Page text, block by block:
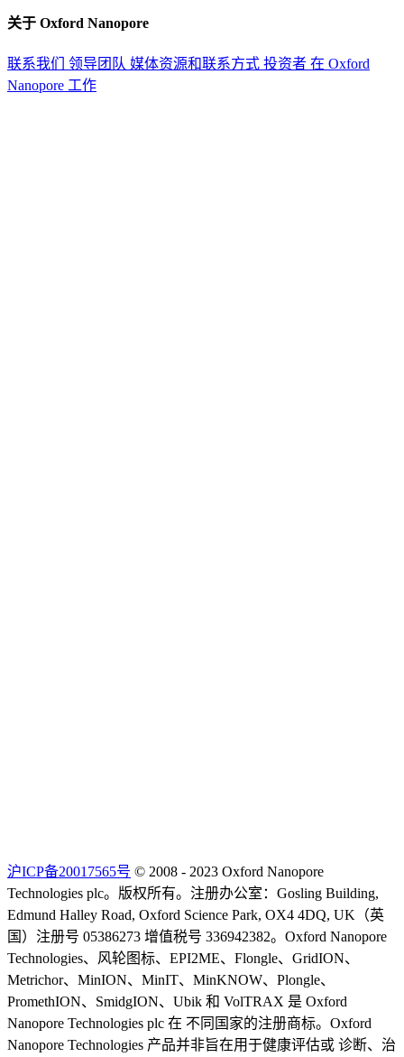
关于 Oxford Nanopore
联系我们 领导团队 媒体资源和联系方式 投资者 在 Oxford
Nanopore 工作
沪ICP备20017565号 © 2008 - 2023 Oxford Nanopore
Technologies plc。版权所有。注册办公室：Gosling Building,
Edmund Halley Road, Oxford Science Park, OX4 4DQ, UK（英
国）注册号 05386273 增值税号 336942382。Oxford Nanopore
Technologies、风轮图标、EPI2ME、Flongle、GridION、
Metrichor、MinION、MinIT、MinKNOW、Plongle、
PromethION、SmidgION、Ubik 和 VolTRAX 是 Oxford
Nanopore Technologies plc 在 不同国家的注册商标。Oxford
Nanopore Technologies 产品并非旨在用于健康评估或 诊断、治